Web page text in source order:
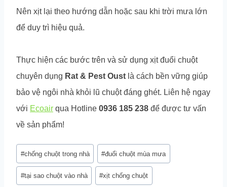
Nên xịt lại theo hướng dẫn hoặc sau khi trời mưa lớn
để duy trì hiệu quả.
Thực hiện các bước trên và sử dụng xịt đuổi chuột
chuyên dụng Rat & Pest Oust là cách bền vững giúp
bảo vệ ngôi nhà khỏi lũ chuột đáng ghét. Liên hệ ngay
với Ecoair qua Hotline 0936 185 238 để được tư vấn
về sản phẩm!
Post
Tags:
#chống chuột trong nhà #đuổi chuột mùa mưa
#tại sao chuột vào nhà #xịt chống chuột